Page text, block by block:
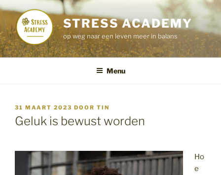
Ga
de
inhoud
STRESS ACADEMY
op weg naar een leven meer in balans
Menu
GEPLAATST
OP
31 MAART 2023 DOOR TIN
Geluk is bewust worden
Ho
e